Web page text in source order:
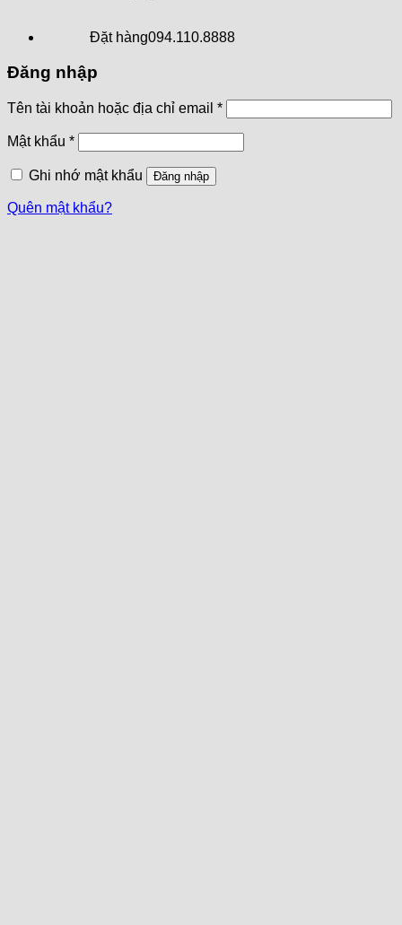
Đặt hàng094.110.8888
Đăng nhập
Tên tài khoản hoặc địa chỉ email *
Mật khẩu *
Ghi nhớ mật khẩu Đăng nhập
Quên mật khẩu?